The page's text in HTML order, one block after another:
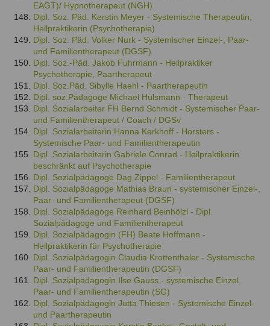
EAGT)/ Hypnotherapeut (NGH)
Dipl. Soz. Päd. Kerstin Meyer - Systemische Therapeutin,
Heilpraktikerin (Psychotherapie)
Dipl. Soz. Päd. Volker Nurk - Systemischer Einzel-, Paar-
und Familientherapeut (DGSF)
Dipl. Soz.-Päd. Jakob Fuhrmann - Heilpraktiker
Psychotherapie, Paartherapeut
Dipl. Soz.Päd. Sibylle Haehl - Paartherapeutin
Dipl. soz.Pädagoge Michael Hülsmann - Therapeut
Dipl. Sozialarbeiter FH Bernd Schmidt - Systemischer Paar-
und Familientherapeut / Coach / DGSv
Dipl. Sozialarbeiterin Hanna Kerkhoff - Horsters -
Systemische Paar- und Familientherapeutin
Dipl. Sozialarbeiterin Gabriele Conrad - Heilpraktikerin
beschränkt auf Psychotherapie
Dipl. Sozialpädagoge Dag Zippel - Familientherapeut
Dipl. Sozialpädagoge Mathias Braun - systemischer Einzel-,
Paar- und Familientherapeut (DGSF)
Dipl. Sozialpädagoge Reinhard Beinhölzl - Dipl.
Sozialpädagoge und Familientherapeut
Dipl. Sozialpädagogin (FH) Beate Hoffmann -
Heilpraktikerin für Psychotherapie
Dipl. Sozialpädagogin Claudia Krottenthaler - Systemische
Paar- und Familientherapeutin (DGSF)
Dipl. Sozialpädagogin Ilse Gauss - systemische Einzel,
Paar- und Familientherapeutin (SG)
Dipl. Sozialpädagogin Jutta Thiesen - Systemische Einzel-
und Paartherapeutin